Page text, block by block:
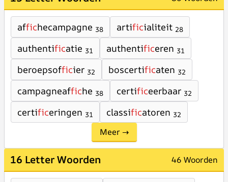
affichecampagne 38 artificialiteit 28
authentificatie 31 authentificeren 31
beroepsofficier 32 boscertificaten 32
campagneaffiche 38 certificeerbaar 32
certificeringen 31 classificatoren 32
Meer →
16 Letter Woorden 46 Woorden